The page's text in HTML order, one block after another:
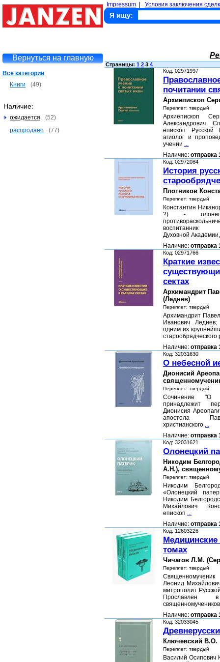
Impressum Условия заключения
Я ищу:
Вернуться на главную
Все категории
Книги
(49)
Наличие:
ожидается
(52)
распродано
(77)
Страницы: 1 2 3 4
Код: 02971997
почитании
Архиепископ
Переплет: твердый
Архиепископ
Александрович
епископ Русской
агиолог и
учении ...
Наличие: отправка
Код: 02972084
История
Плотников
Переплет: твердый
Константин
?) -
воспитанник
Духовной
Наличие: отправка
Код: 02971766
Краткие
сектах
Архимандрит
(Леднев)
Переплет: твердый
Архимандрит
Иванович
одним из
Наличие: отправка
Код: 32031630
О небесной
Дионисий
Переплет: твердый
Сочинение "О
принадлежит
Дионисия
апостола
христианского ...
Наличие: отправка
Код: 32031621
Олонецкий
Никодим
А.Н.),
Переплет: твердый
Никодим
«Олонецкий
Никодим
Михайлович
епископ ...
Наличие: отправка
Код: 12603226
томах
Чичагов Л.М.
Переплет: твердый
Леонид
митрополит
Наличие: отправка
Код: 32033045
Ключевский В.О.
Переплет: твердый
Василий Осипович